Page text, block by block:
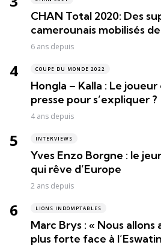
CHAN Total 2020: Des
camerounais mobilisés
6 ans depuis
COUPE DU MONDE 2022
Hongla – Kalla : Le
presse pour s’expliquer ?
4 ans depuis
INTERVIEWS
Yves Enzo Borgne : le
qui rêve d’Europe
2 ans depuis
LIONS INDOMPTABLES
Marc Brys : « Nous allons
plus forte face à